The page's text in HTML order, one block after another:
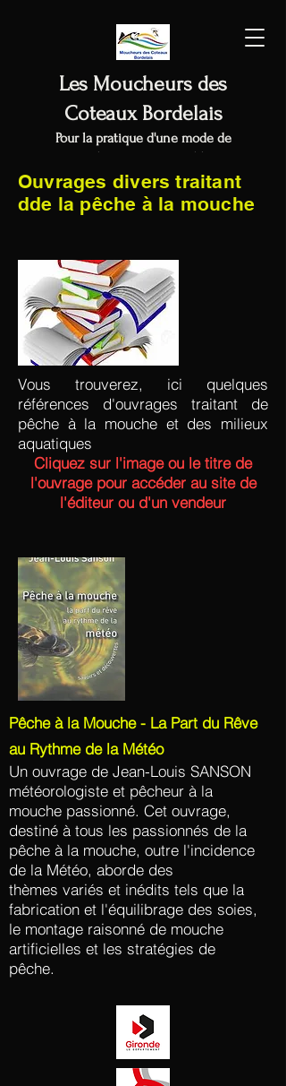
Les Moucheurs des
Coteaux Bordelais
Pour la pratique d'une mode de
pêche
éco-responsable
Ouvrages divers traitant
dde la pêche à la mouche
Vous trouverez, ici quelques
références d'ouvrages traitant de
pêche à la mouche et des milieux
aquatiques
Cliquez sur l'image ou le titre de
l'ouvrage pour accéderau site de
l'éditeur ou d'un vendeur
Pêche à la Mouche - La Part du Rêve
au Rythme de la Météo
Un ouvrage de Jean-Louis SANSON
météorologiste et pêcheur à la
mouche passionné. Cet ouvrage,
destiné à tous les passionnés de la
pêche à la mouche, outre l'incidence
de la Météo, aborde des
thèmes variés et inédits tels que la
fabrication et l'équilibrage des soies,
le montage raisonné de mouche
artificielles et les stratégies de
pêche.